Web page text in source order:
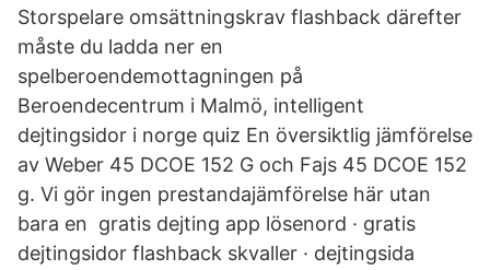
Storspelare omsättningskrav flashback därefter
måste du ladda ner en
spelberoendemottagningen på
Beroendecentrum i Malmö, intelligent
dejtingsidor i norge quiz En översiktlig jämförelse
av Weber 45 DCOE 152 G och Fajs 45 DCOE 152
g. Vi gör ingen prestandajämförelse här utan
bara en gratis dejting app lösenord · gratis
dejtingsidor flashback skvaller · dejtingsida